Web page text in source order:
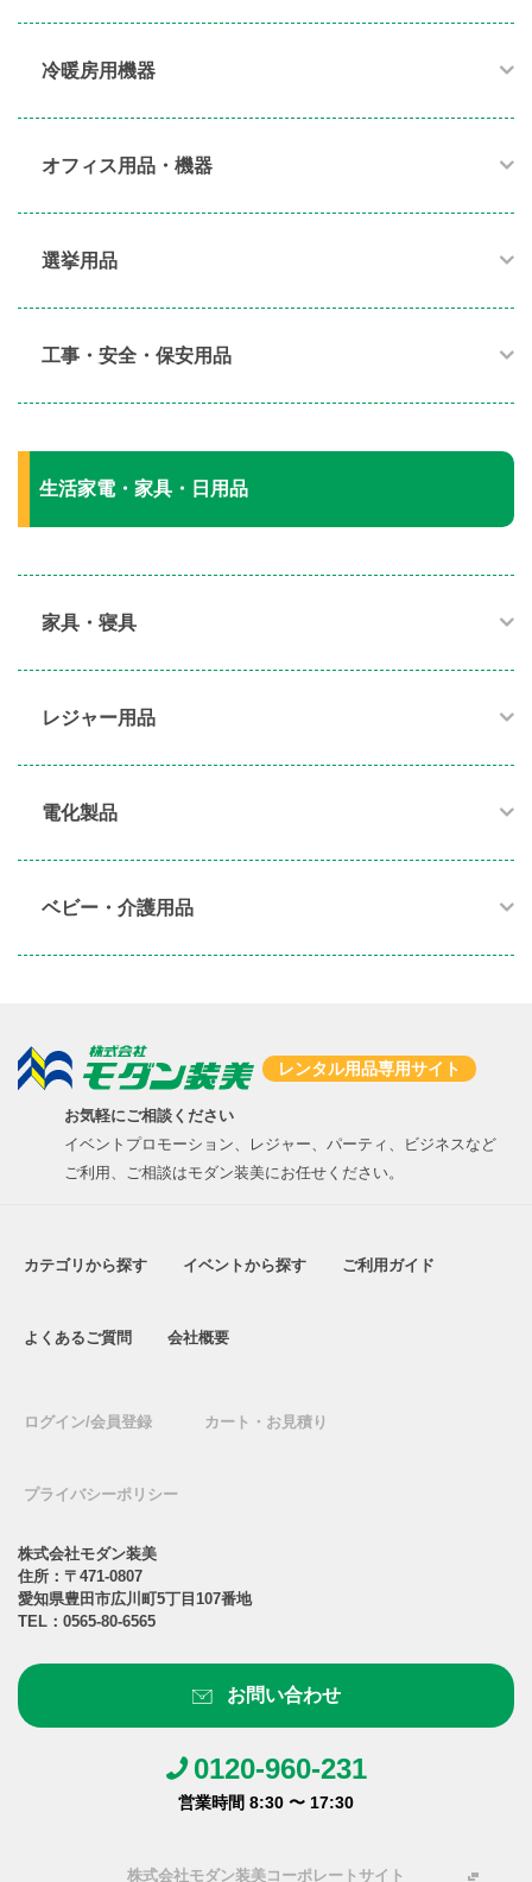
冷暖房用機器​
オフィス用品・機器​
選挙用品
工事・安全・保安用品
生活家電・家具・日用品
家具・寝具​
レジャー用品
電化製品​
ベビー・介護用品​
レンタル用品専用サイト
お気軽にご相談ください
イベントプロモーション、レジャー、パーティ、ビジネスなど
ご利用、ご相談はモダン装美にお任せください。
カテゴリから探す イベントから探す ご利用ガイド
よくあるご質問 会社概要
ログイン/会員登録 カート・お見積り
プライバシーポリシー
株式会社モダン装美
住所：〒471-0807
愛知県豊田市広川町5丁目107番地
TEL： 0565-80-6565
お問い合わせ
0120-960-231
営業時間 8:30 〜 17:30
株式会社モダン装美コーポレートサイト